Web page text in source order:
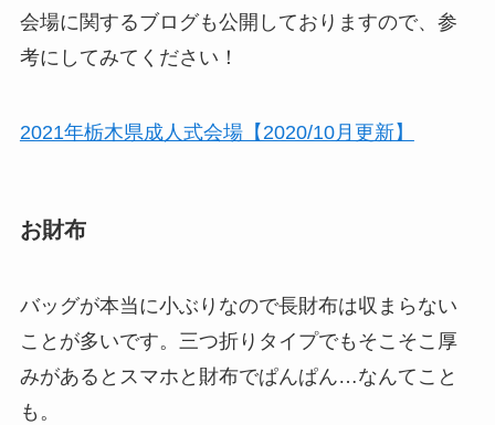
会場に関するブログも公開しておりますので、参
考にしてみてください！
2021年栃木県成人式会場【2020/10月更新】
お財布
バッグが本当に小ぶりなので長財布は収まらない
ことが多いです。三つ折りタイプでもそこそこ厚
みがあるとスマホと財布でぱんぱん…なんてこと
も。